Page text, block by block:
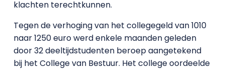
klachten terechtkunnen.
Tegen de verhoging van het collegegeld van 1010
naar 1250 euro werd enkele maanden geleden
door 32 deeltijdstudenten beroep aangetekend
bij het College van Bestuur. Het college oordeelde